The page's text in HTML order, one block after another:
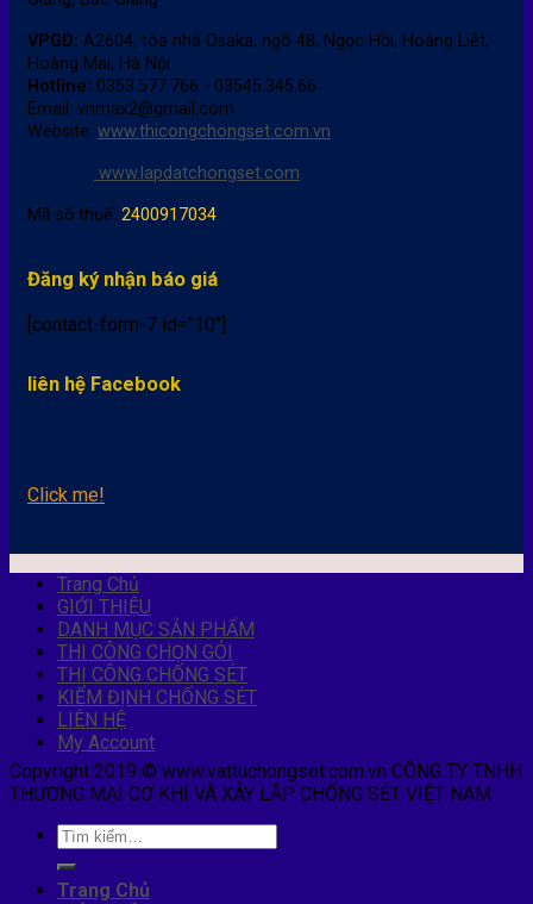
VPGD: A2604, tòa nhà Osaka, ngõ 48, Ngọc Hồi, Hoàng Liệt,
Hoàng Mai, Hà Nội
Hotline: 0353.577.766 - 03545.345.66
Email: vnmax2@gmail.com
Website: www.thicongchongset.com.vn
www.lapdatchongset.com
Mã số thuế: 2400917034
Đăng ký nhận báo giá
[contact-form-7 id="10"]
liên hệ Facebook
Click me!
Trang Chủ
GIỚI THIỆU
DANH MỤC SẢN PHẨM
THI CÔNG CHỌN GÓI
THI CÔNG CHỐNG SÉT
KIỂM ĐỊNH CHỐNG SÉT
LIÊN HỆ
My Account
Copyright 2019 © www.vattuchongset.com.vn CÔNG TY TNHH
THƯƠNG MẠI CƠ KHÍ VÀ XÂY LẮP CHỐNG SÉT VIỆT NAM
Trang Chủ